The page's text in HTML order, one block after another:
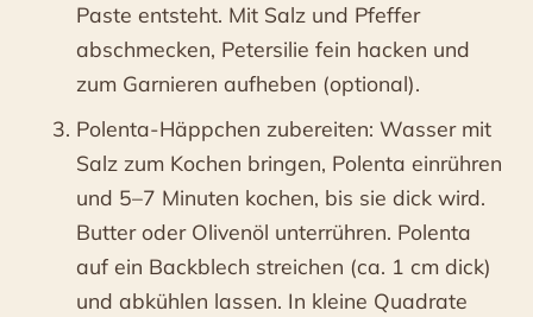
Paste entsteht. Mit Salz und Pfeffer
abschmecken, Petersilie fein hacken und
zum Garnieren aufheben (optional).
Polenta-Häppchen zubereiten: Wasser mit
Salz zum Kochen bringen, Polenta einrühren
und 5–7 Minuten kochen, bis sie dick wird.
Butter oder Olivenöl unterrühren. Polenta
auf ein Backblech streichen (ca. 1 cm dick)
und abkühlen lassen. In kleine Quadrate